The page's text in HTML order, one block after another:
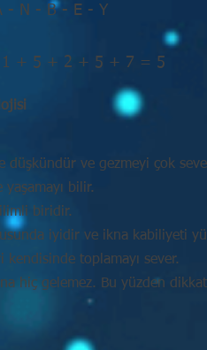
- N - B - E - Y
+ 5 + 2 + 5 + 7 = 5
düşkündür ve gezmeyi çok
bilir.
biridir.
iyidir ve ikna kabiliyeti
toplamayı sever.
hiç gelemez. Bu yüzden